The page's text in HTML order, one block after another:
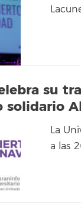
su
solidario
La
a las